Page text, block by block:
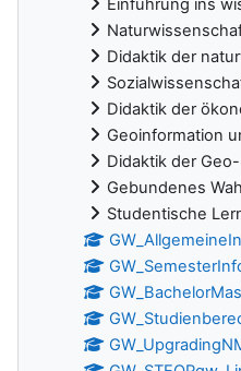
Einführung ins
Didaktik der
Didaktik der
Geoinformation
Didaktik der
Gebundenes
Studentische